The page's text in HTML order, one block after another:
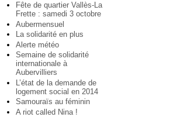
Fête de quartier Vallès-La
Frette : samedi 3 octobre
Aubermensuel
La solidarité en plus
Alerte météo
Semaine de solidarité
internationale à
Aubervilliers
L’état de la demande de
logement social en 2014
Samouraïs au féminin
A riot called Nina !